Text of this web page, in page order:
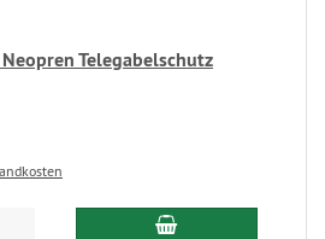
Telegabelschutz